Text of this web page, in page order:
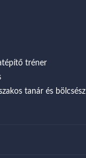
tréner
tanár és bölcsész